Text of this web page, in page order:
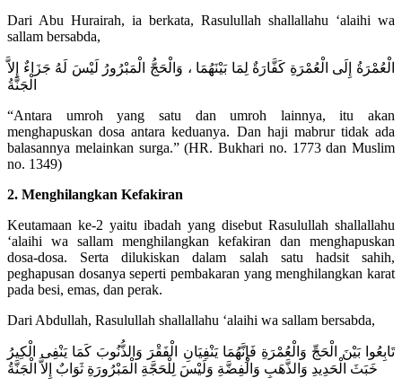
Dari Abu Hurairah, ia berkata, Rasulullah shallallahu ‘alaihi wa
sallam bersabda,
الْعُمْرَةُ إِلَى الْعُمْرَةِ كَفَّارَةٌ لِمَا بَيْنَهُمَا ، وَالْحَجُّ الْمَبْرُورُ لَيْسَ لَهُ جَزَاءٌ إِلاَّ
الْجَنَّةُ
“Antara umroh yang satu dan umroh lainnya, itu akan
menghapuskan dosa antara keduanya. Dan haji mabrur tidak ada
balasannya melainkan surga.” (HR. Bukhari no. 1773 dan Muslim
no. 1349)
2. Menghilangkan Kefakiran
Keutamaan ke-2 yaitu ibadah yang disebut Rasulullah shallallahu
‘alaihi wa sallam menghilangkan kefakiran dan menghapuskan
dosa-dosa. Serta dilukiskan dalam salah satu hadsit sahih,
peghapusan dosanya seperti pembakaran yang menghilangkan karat
pada besi, emas, dan perak.
Dari Abdullah, Rasulullah shallallahu ‘alaihi wa sallam bersabda,
تَابِعُوا بَيْنَ الْحَجِّ وَالْعُمْرَةِ فَإِنَّهُمَا يَنْفِيَانِ الْفَقْرَ وَالذُّنُوبَ كَمَا يَنْفِى الْكِيرُ
خَبَثَ الْحَدِيدِ وَالذَّهَبِ وَالْفِضَّةِ وَلَيْسَ لِلْحَجَّةِ الْمَبْرُورَةِ ثَوَابٌ إِلاَّ الْجَنَّةُ